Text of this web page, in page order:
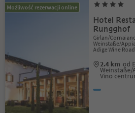
Możliwość rezerwacji online
Hotel
Rungghof
Girlan/
Weinstaße/
Adige Wine Road
2.4 km od
Vino